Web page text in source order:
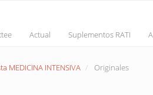
Actual Suplementos RATI
MEDICINA INTENSIVA Originales